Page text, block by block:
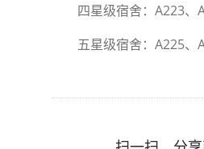
四星级宿舍：A223、
五星级宿舍：A225、